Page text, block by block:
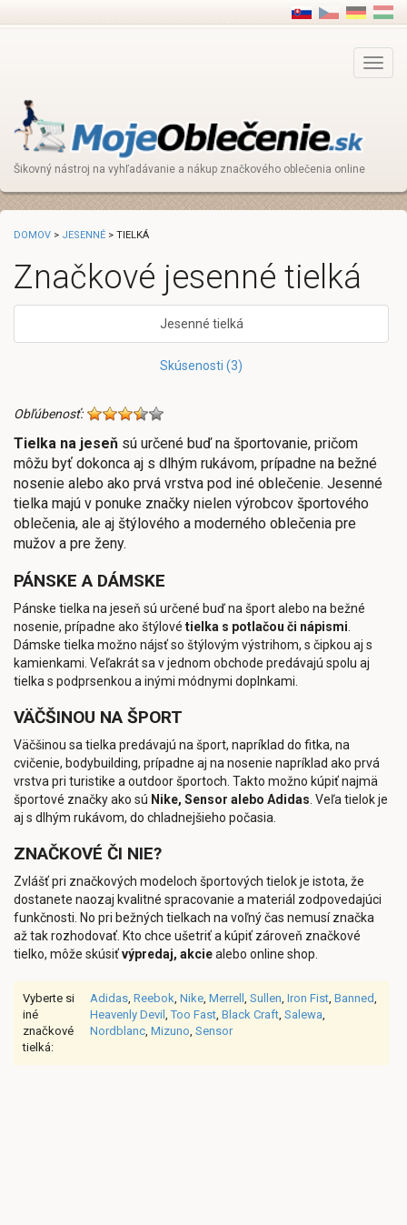
Main
Menu
Šikovný nástroj na vyhľadávanie a nákup značkového oblečenia online
DOMOV > JESENNÉ > TIELKÁ
Značkové jesenné tielká
Jesenné tielká
Skúsenosti (3)
Obľúbenosť:
Tielka na jeseň sú určené buď na športovanie, pričom
môžu byť dokonca aj s dlhým rukávom, prípadne na bežné
nosenie alebo ako prvá vrstva pod iné oblečenie. Jesenné
tielka majú v ponuke značky nielen výrobcov športového
oblečenia, ale aj štýlového a moderného oblečenia pre
mužov a pre ženy.
PÁNSKE A DÁMSKE
Pánske tielka na jeseň sú určené buď na šport alebo na bežné
nosenie, prípadne ako štýlové tielka s potlačou či nápismi
Dámske tielka možno nájsť so štýlovým výstrihom, s čipkou aj s
kamienkami. Veľakrát sa v jednom obchode predávajú spolu aj
tielka s podprsenkou a inými módnymi doplnkami.
VÄČŠINOU NA ŠPORT
Väčšinou sa tielka predávajú na šport, napríklad do fitka, na
cvičenie, bodybuilding, prípadne aj na nosenie napríklad ako prvá
vrstva pri turistike a outdoor športoch. Takto možno kúpiť najmä
športové značky ako sú Nike, Sensor alebo Adidas . Veľa tielok je
aj s dlhým rukávom, do chladnejšieho počasia.
ZNAČKOVÉ ČI NIE?
Zvlášť pri značkových modeloch športových tielok je istota, že
dostanete naozaj kvalitné spracovanie a materiál zodpovedajúci
funkčnosti. No pri bežných tielkach na voľný čas nemusí značka
až tak rozhodovať. Kto chce ušetriť a kúpiť zároveň značkové
tielko, môže skúsiťvýpredaj, akciealebo online shop.
Vyberte si
iné
značkové
tielká:
Adidas Reebok Nike Merrell Sullen Iron Fist Banned
Heavenly Devil ,Too Fast Black Craft Salewa
Nordblanc Mizuno Sensor